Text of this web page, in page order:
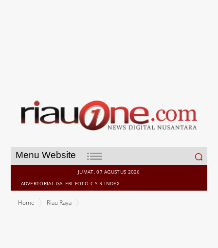
Menu Website
Search
for:
JUMAT, 07 AGUSTUS 2026
ADVERTORIAL GALERI FOTO C S R INDEX
Home
Riau Raya